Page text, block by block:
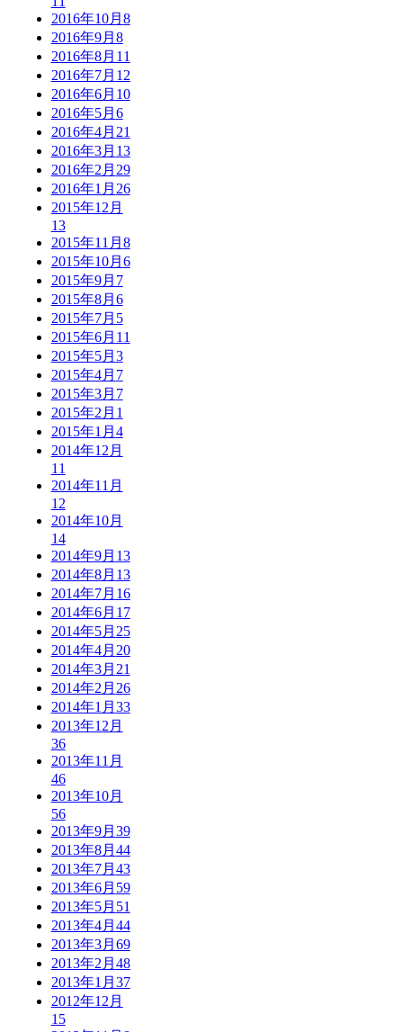
2016年10月 8
2016年9月 8
2016年8月 11
2016年7月 12
2016年6月 10
2016年5月 6
2016年4月 21
2016年3月 13
2016年2月 29
2016年1月 26
2015年12月
13
2015年11月 8
2015年10月 6
2015年9月 7
2015年8月 6
2015年7月 5
2015年6月 11
2015年5月 3
2015年4月 7
2015年3月 7
2015年2月 1
2015年1月 4
2014年12月
11
2014年11月
12
2014年10月
14
2014年9月 13
2014年8月 13
2014年7月 16
2014年6月 17
2014年5月 25
2014年4月 20
2014年3月 21
2014年2月 26
2014年1月 33
2013年12月
36
2013年11月
46
2013年10月
56
2013年9月 39
2013年8月 44
2013年7月 43
2013年6月 59
2013年5月 51
2013年4月 44
2013年3月 69
2013年2月 48
2013年1月 37
2012年12月
15